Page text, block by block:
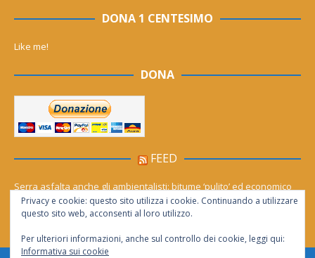
DONA 1 CENTESIMO
Like me!
DONA
FEED
Serra asfalta anche gli ambientalisti: bitume ‘pulito’ ed economico
Le migliori agenzie Meta Ads in Italia nel 2026
Privacy e cookie: questo sito utilizza i cookie. Continuando a utilizzare
questo sito web, acconsenti al loro utilizzo.
Per ulteriori informazioni, anche sul controllo dei cookie, leggi qui:
Informativa sui cookie